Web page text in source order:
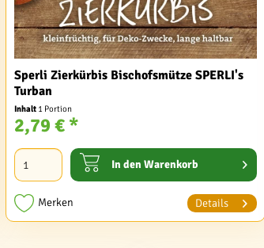
Sperli Zierkürbis Bischofsmütze SPERLI's
Turban
Inhalt 1 Portion
2,79 € *
In den Warenkorb
Merken Details